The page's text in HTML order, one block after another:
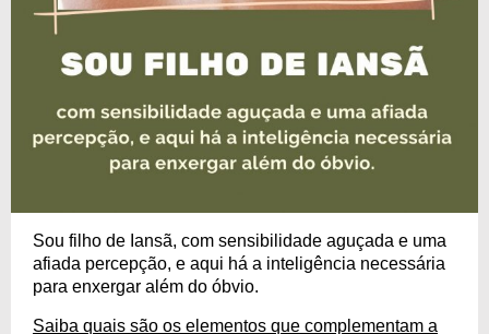
Sou filho de Iansã, com sensibilidade aguçada e uma
afiada percepção, e aqui há a inteligência necessária
para enxergar além do óbvio.
Saiba quais são os elementos que complementam a